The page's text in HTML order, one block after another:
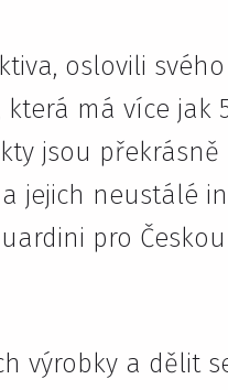
oslovili svého
která má více jak
jsou překrásně
jejich neustálé
pro
výrobky a dělit